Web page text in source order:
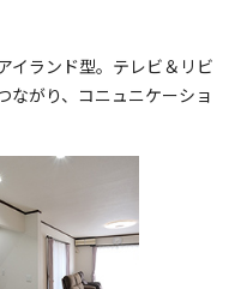
イランド型。テレビ＆リビ
ながり、コニュニケーショ